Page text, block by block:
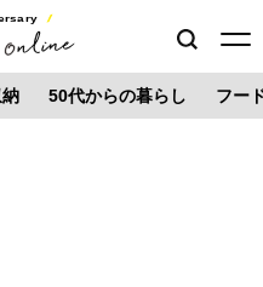
50代からの暮らし フー